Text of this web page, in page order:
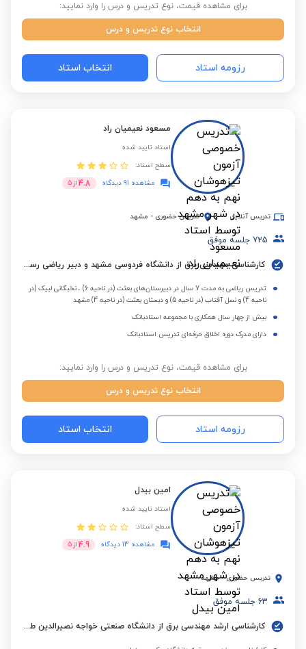
برای مشاهده قیمت، نوع تدریس و درس را وارد نمایید:
انتخاب نوع تدریس و درس
رزومه استاد انتخاب استاد
مسعود نعیمیان راد
استاد تایید شده
سطح استاد:
مشاهده 91 دیدگاه
4.8 از 5
تدریس آنلاین تدریس حضوری - مشهد
725 جلسه موفق
کارشناسی مهندسی برق از دانشگاه فردوسی مشهد و دبیر ریاضی رسمی آموزش و پرورش
تدریس ریاضی به مدت 7 سال در دبیرستان‌های بعثت (در ناحیه 6) ، نخبگانی لبیک (در
ناحیه 4) و نسل آفتاب (در ناحیه 5) و دبستان بعثت (در ناحیه 4) مشهد
بیش از چهار سال همکاری با مجموعه استادبانک
دارای مدرک دوره اخلاق حرفه‌ای تدریس استادبانک
برای مشاهده قیمت، نوع تدریس و درس را وارد نمایید:
انتخاب نوع تدریس و درس
رزومه استاد انتخاب استاد
امین بیدل
استاد تایید شده
سطح استاد:
مشاهده 13 دیدگاه
4.9 از 5
تدریس حضوری - مشهد
63 جلسه موفق
کارشناسی ارشد مهندسی برق از دانشگاه صنعتی خواجه نصیرالدین طوسی